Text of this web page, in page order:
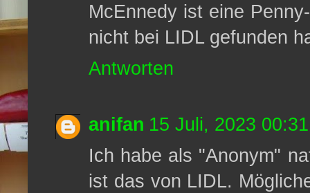
McEnnedy ist eine
nicht bei LIDL gefunden
Antworten
anifan 15 Juli, 2023 00:31
Ich habe als "Anonym"
ist das von LIDL.